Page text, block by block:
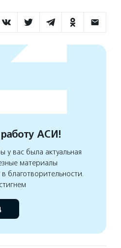
АСИ!
вас была актуальная
материалы
благотворительности.